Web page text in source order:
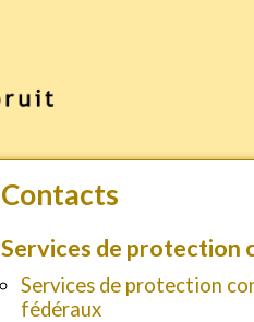
Contacts
Services de protection
Services de protection
fédéraux